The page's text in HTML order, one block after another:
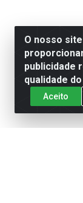
O nosso
publicidade
qualidade
Aceito